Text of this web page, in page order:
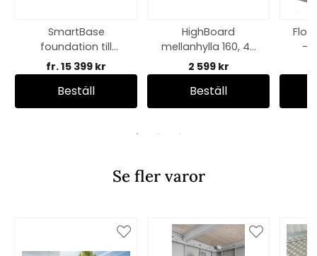
SmartBase
foundation till
HighLine &
Panorama
trädgårdsskjul - fler
storlekar
fr. 15 399 kr
Beställ
HighBoard
mellanhylla 160, 4-
delar
2 599 kr
Beställ
-
Se fler varor